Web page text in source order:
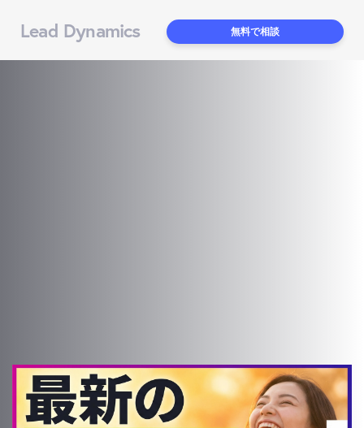
Lead Dynamics 無料で相談
INDUSTRY
AI営業